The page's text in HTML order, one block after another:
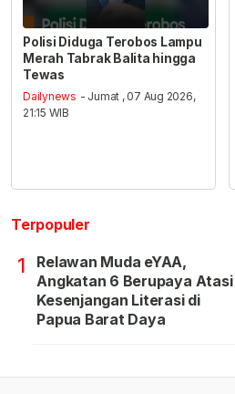
Polisi Diduga Terobos Lampu
Merah Tabrak Balita hingga
Tewas
Dailynews - Jumat , 07 Aug 2026,
21:15 WIB
Terpopuler
1
Relawan Muda eYAA,
Angkatan 6 Berupaya Atasi
Kesenjangan Literasi di
Papua Barat Daya